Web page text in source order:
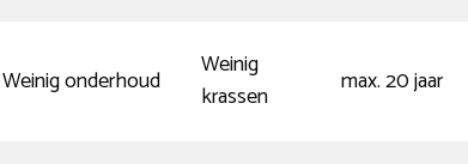
Weinig onderhoud
Weinig
krassen
max. 20 jaar